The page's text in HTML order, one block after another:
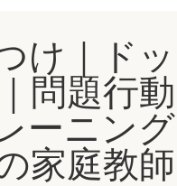
け｜ドッ
問題行動
ーニング
家庭教師